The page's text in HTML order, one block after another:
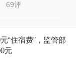
69评
”切面：40℃
2400名首
收废纸